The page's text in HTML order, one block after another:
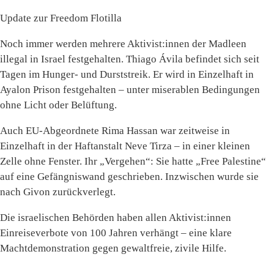
Update zur Freedom Flotilla
Noch immer werden mehrere Aktivist:innen der Madleen
illegal in Israel festgehalten. Thiago Ávila befindet sich seit
Tagen im Hunger- und Durststreik. Er wird in Einzelhaft in
Ayalon Prison festgehalten – unter miserablen Bedingungen
ohne Licht oder Belüftung.
Auch EU-Abgeordnete Rima Hassan war zeitweise in
Einzelhaft in der Haftanstalt Neve Tirza – in einer kleinen
Zelle ohne Fenster. Ihr „Vergehen“: Sie hatte „Free Palestine“
auf eine Gefängniswand geschrieben. Inzwischen wurde sie
nach Givon zurückverlegt.
Die israelischen Behörden haben allen Aktivist:innen
Einreiseverbote von 100 Jahren verhängt – eine klare
Machtdemonstration gegen gewaltfreie, zivile Hilfe.